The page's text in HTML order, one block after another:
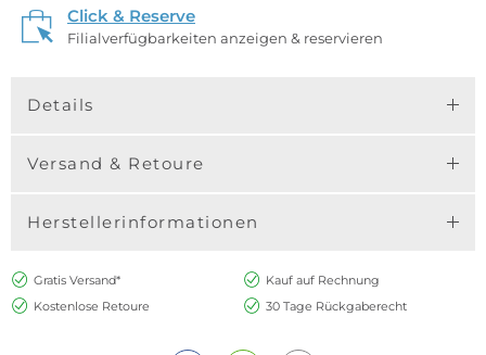
Click & Reserve
Filialverfügbarkeiten anzeigen & reservieren
Details
Versand & Retoure
Herstellerinformationen
Gratis Versand*
Kauf auf Rechnung
Kostenlose Retoure
30 Tage Rückgaberecht